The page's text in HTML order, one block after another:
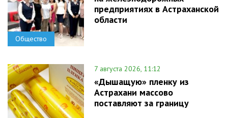
Общество
предприятиях в Астраханской
области
7 августа 2026, 11:12
«Дышащую» пленку из
Астрахани массово
поставляют за границу